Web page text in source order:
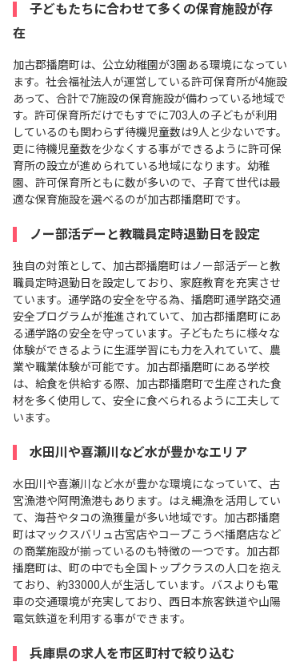
子どもたちに合わせて多くの保育施設が存
在
加古郡播磨町は、公立幼稚園が3園ある環境になってい
ます。社会福祉法人が運営している許可保育所が4施設
あって、合計で7施設の保育施設が備わっている地域で
す。許可保育所だけでもすでに703人の子どもが利用
しているのも関わらず待機児童数は9人と少ないです。
更に待機児童数を少なくする事ができるように許可保
育所の設立が進められている地域になります。幼稚
園、許可保育所ともに数が多いので、子育て世代は最
適な保育施設を選べるのが加古郡播磨町です。
ノー部活デーと教職員定時退勤日を設定
独自の対策として、加古郡播磨町はノー部活デーと教
職員定時退勤日を設定しており、家庭教育を充実させ
ています。通学路の安全を守る為、播磨町通学路交通
安全プログラムが推進されていて、加古郡播磨町にあ
る通学路の安全を守っています。子どもたちに様々な
体験ができるように生涯学習にも力を入れていて、農
業や職業体験が可能です。加古郡播磨町にある学校
は、給食を供給する際、加古郡播磨町で生産された食
材を多く使用して、安全に食べられるように工夫して
います。
水田川や喜瀬川など水が豊かなエリア
水田川や喜瀬川など水が豊かな環境になっていて、古
宮漁港や阿閇漁港もあります。はえ縄漁を活用してい
て、海苔やタコの漁獲量が多い地域です。加古郡播磨
町はマックスバリュ古宮店やコープこうべ播磨店など
の商業施設が揃っているのも特徴の一つです。加古郡
播磨町は、町の中でも全国トップクラスの人口を抱え
ており、約33000人が生活しています。バスよりも電
車の交通環境が充実しており、西日本旅客鉄道や山陽
電気鉄道を利用する事ができます。
兵庫県の求人を市区町村で絞り込む